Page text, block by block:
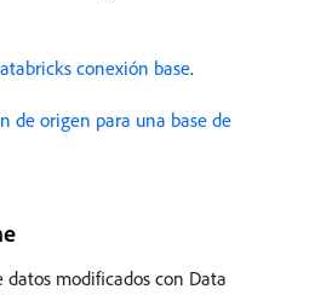
conexión base.
de origen para una base de
datos modificados con Data